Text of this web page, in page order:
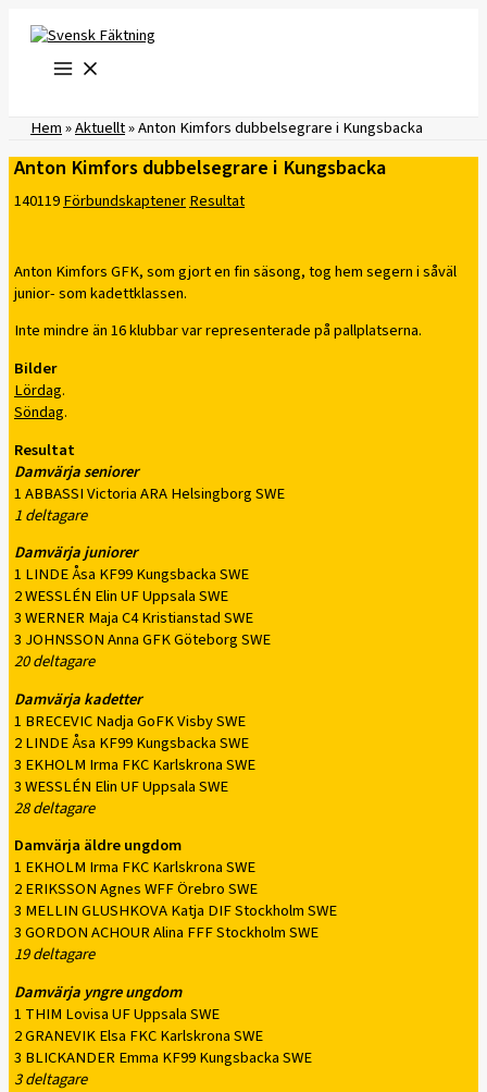
innehåll
Hem»Aktuellt»Anton Kimfors dubbelsegrare i Kungsbacka
Anton Kimfors dubbelsegrare i Kungsbacka
140119FörbundskaptenerResultat
Anton Kimfors GFK, som gjort en fin säsong, tog hem segern i såväl
junior- som kadettklassen.
Inte mindre än 16 klubbar var representerade på pallplatserna.
Bilder
Lördag.
Söndag.
Resultat
Damvärja seniorer
1 ABBASSI Victoria ARA Helsingborg SWE
1 deltagare
Damvärja juniorer
1 LINDE Åsa KF99 Kungsbacka SWE
2 WESSLÉN Elin UF Uppsala SWE
3 WERNER Maja C4 Kristianstad SWE
3 JOHNSSON Anna GFK Göteborg SWE
20 deltagare
Damvärja kadetter
1 BRECEVIC Nadja GoFK Visby SWE
2 LINDE Åsa KF99 Kungsbacka SWE
3 EKHOLM Irma FKC Karlskrona SWE
3 WESSLÉN Elin UF Uppsala SWE
28 deltagare
Damvärja äldre ungdom
1 EKHOLM Irma FKC Karlskrona SWE
2 ERIKSSON Agnes WFF Örebro SWE
3 MELLIN GLUSHKOVA Katja DIF Stockholm SWE
3 GORDON ACHOUR Alina FFF Stockholm SWE
19 deltagare
Damvärja yngre ungdom
1 THIM Lovisa UF Uppsala SWE
2 GRANEVIK Elsa FKC Karlskrona SWE
3 BLICKANDER Emma KF99 Kungsbacka SWE
3 deltagare